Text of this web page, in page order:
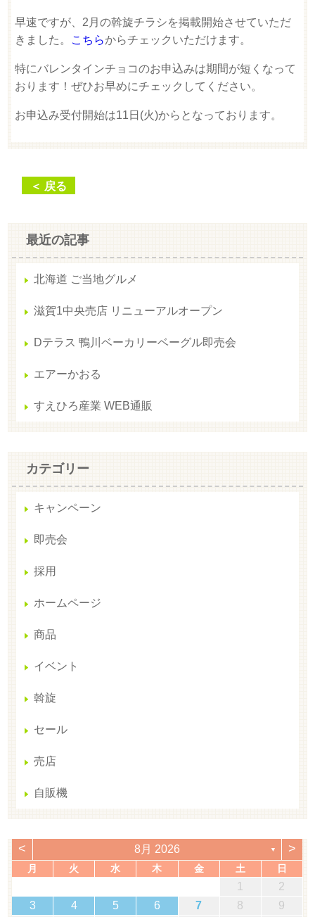
早速ですが、2月の斡旋チラシを掲載開始させていただ
きました。
こちらからチェックいただけます。
特にバレンタインチョコのお申込みは期間が短くなって
おります！ぜひお早めにチェックしてください。
お申込み受付開始は11日(火)からとなっております。
＜ 戻る
最近の記事
北海道 ご当地グルメ
滋賀1中央売店 リニューアルオープン
Dテラス 鴨川ベーカリーベーグル即売会
エアーかおる
すえひろ産業 WEB通販
カテゴリー
キャンペーン
即売会
採用
ホームページ
商品
イベント
斡旋
セール
売店
自販機
< 8月 2026 ▼ >
月 火 水 木 金 土 日
1
2
3
4 5 6 7 8
9